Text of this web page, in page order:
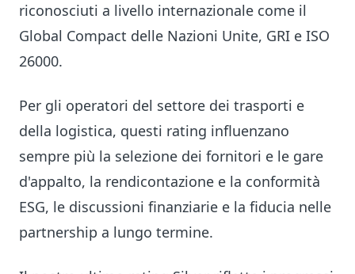
riconosciuti a livello internazionale come il
Global Compact delle Nazioni Unite, GRI e ISO
26000.
Per gli operatori del settore dei trasporti e
della logistica, questi rating influenzano
sempre più la selezione dei fornitori e le gare
d'appalto, la rendicontazione e la conformità
ESG, le discussioni finanziarie e la fiducia nelle
partnership a lungo termine.